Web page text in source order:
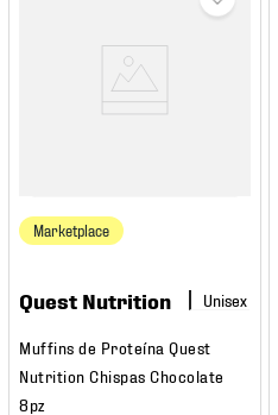
Marketplace
Quest Nutrition
Muffins de Proteína Quest
Nutrition Chispas Chocolate
8pz